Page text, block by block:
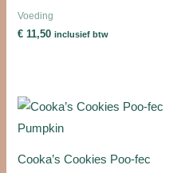
Voeding
€ 11,50 inclusief btw
Cooka’s Cookies Poo-fec